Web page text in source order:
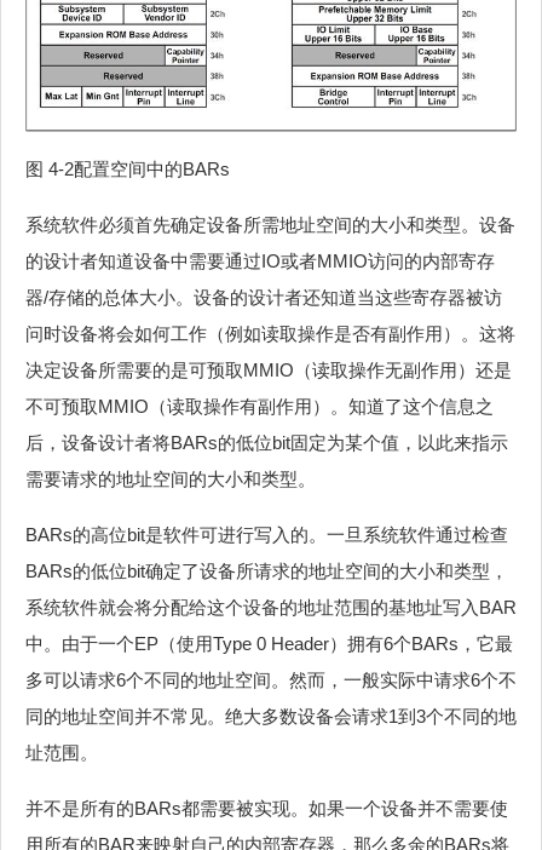
图 4‑2配置空间中的BARs
系统软件必须首先确定设备所需地址空间的大小和类型。设备
的设计者知道设备中需要通过IO或者MMIO访问的内部寄存
器/存储的总体大小。设备的设计者还知道当这些寄存器被访
问时设备将会如何工作（例如读取操作是否有副作用）。这将
决定设备所需要的是可预取MMIO（读取操作无副作用）还是
不可预取MMIO（读取操作有副作用）。知道了这个信息之
后，设备设计者将BARs的低位bit固定为某个值，以此来指示
需要请求的地址空间的大小和类型。
BARs的高位bit是软件可进行写入的。一旦系统软件通过检查
BARs的低位bit确定了设备所请求的地址空间的大小和类型，
系统软件就会将分配给这个设备的地址范围的基地址写入BAR
中。由于一个EP（使用Type 0 Header）拥有6个BARs，它最
多可以请求6个不同的地址空间。然而，一般实际中请求6个不
同的地址空间并不常见。绝大多数设备会请求1到3个不同的地
址范围。
并不是所有的BARs都需要被实现。如果一个设备并不需要使
用所有的BAR来映射自己的内部寄存器，那么多余的BARs将